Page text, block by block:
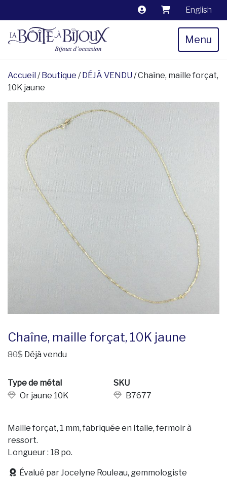
English
Menu
Accueil /Boutique /DÉJÀ VENDU / Chaîne, maille forçat,
10K jaune
Chaîne, maille forçat, 10K jaune
80$ Déjà vendu
Type de métal
Or jaune 10K
SKU
B7677
Maille forçat, 1 mm, fabriquée en Italie, fermoir à
ressort.
Longueur : 18 po.
Évalué par Jocelyne Rouleau, gemmologiste